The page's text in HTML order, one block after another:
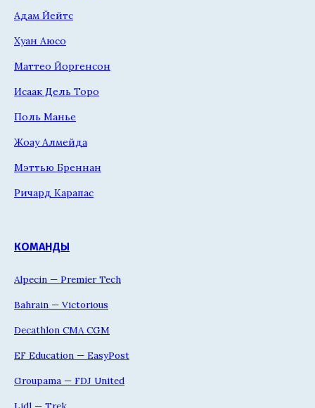
Адам Йейтс
Хуан Аюсо
Маттео Йоргенсон
Исаак Дель Торо
Поль Манье
Жоау Алмейда
Мэттью Бреннан
Ричард Карапас
КОМАНДЫ
Alpecin — Premier Tech
Bahrain — Victorious
Decathlon CMA CGM
EF Education — EasyPost
Groupama — FDJ United